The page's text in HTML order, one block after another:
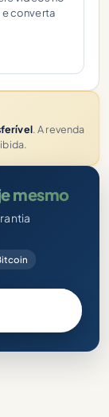
converta
. A revenda
mesmo